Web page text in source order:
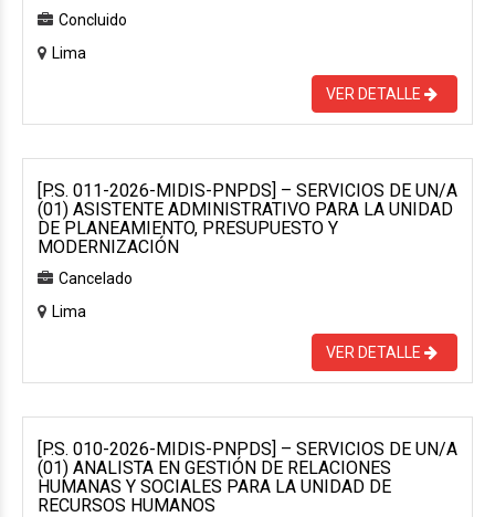
Concluido
Lima
VER DETALLE
[P.S. 011-2026-MIDIS-PNPDS] – SERVICIOS DE UN/A
(01) ASISTENTE ADMINISTRATIVO PARA LA UNIDAD
DE PLANEAMIENTO, PRESUPUESTO Y
MODERNIZACIÓN
Cancelado
Lima
VER DETALLE
[P.S. 010-2026-MIDIS-PNPDS] – SERVICIOS DE UN/A
(01) ANALISTA EN GESTIÓN DE RELACIONES
HUMANAS Y SOCIALES PARA LA UNIDAD DE
RECURSOS HUMANOS